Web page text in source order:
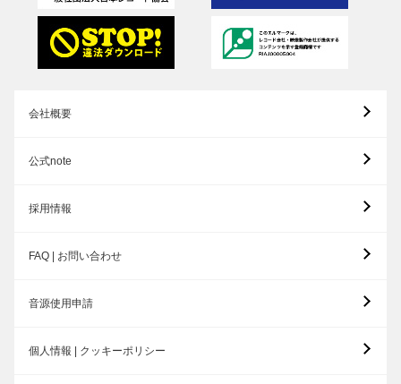
会社概要
公式note
採用情報
FAQ | お問い合わせ
音源使用申請
個人情報 | クッキーポリシー